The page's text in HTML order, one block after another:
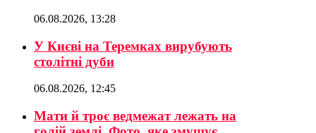
06.08.2026, 13:28
У Києві на Теремках вирубують
столітні дуби
06.08.2026, 12:45
Мати й троє ведмежат лежать на